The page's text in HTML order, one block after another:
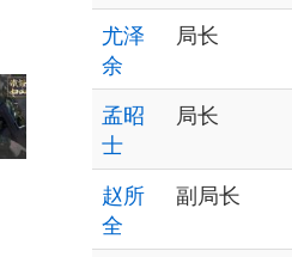
尤泽
余
局长
孟昭
士
局长
赵所
全
副局长